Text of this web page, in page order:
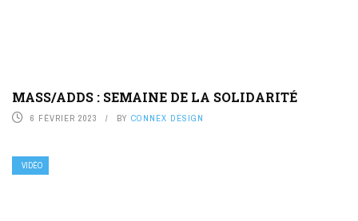
MASS/ADDS : SEMAINE DE LA SOLIDARITÉ
6 FÉVRIER 2023 BY CONNEX DESIGN
VIDÉO